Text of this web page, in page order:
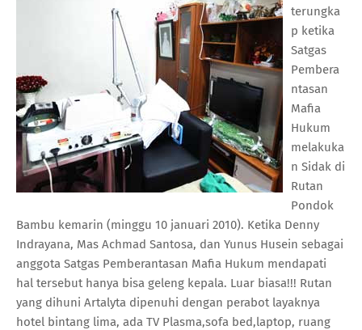
terungka
p ketika
Satgas
Pembera
ntasan
Mafia
Hukum
melakuka
n Sidak di
Rutan
Pondok
Bambu kemarin (minggu 10 januari 2010). Ketika Denny
Indrayana, Mas Achmad Santosa, dan Yunus Husein sebagai
anggota Satgas Pemberantasan Mafia Hukum mendapati
hal tersebut hanya bisa geleng kepala. Luar biasa!!! Rutan
yang dihuni Artalyta dipenuhi dengan perabot layaknya
hotel bintang lima, ada TV Plasma,sofa bed,laptop, ruang